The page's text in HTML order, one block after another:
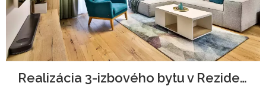
Realizácia 3-izbového bytu v Rezidencie Pri mýte